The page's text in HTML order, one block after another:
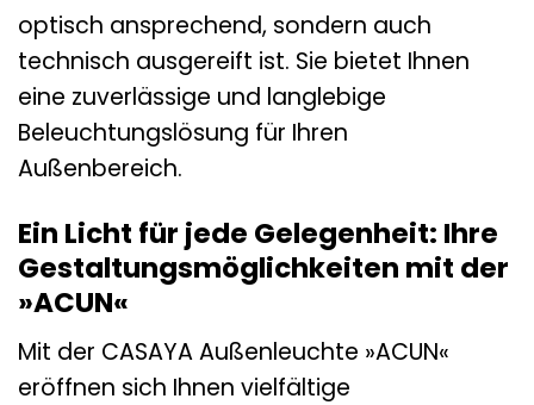
optisch ansprechend, sondern auch
technisch ausgereift ist. Sie bietet Ihnen
eine zuverlässige und langlebige
Beleuchtungslösung für Ihren
Außenbereich.
Ein Licht für jede Gelegenheit: Ihre
Gestaltungsmöglichkeiten mit der
»ACUN«
Mit der CASAYA Außenleuchte »ACUN«
eröffnen sich Ihnen vielfältige